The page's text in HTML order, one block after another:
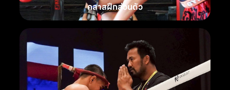
คลาสฝึกส่วนตัว